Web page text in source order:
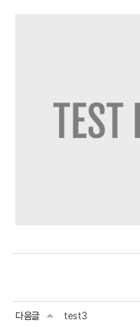
다음글 test3